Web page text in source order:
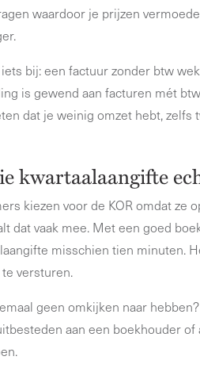
waardoor je prijzen
bij: een factuur zonder btw
is gewend aan facturen mét
dat je weinig omzet hebt,
kwartaalaangifte
kiezen voor de KOR omdat ze
dat vaak mee. Met een goed
misschien tien minuten.
versturen.
geen omkijken naar
aan een boekhouder